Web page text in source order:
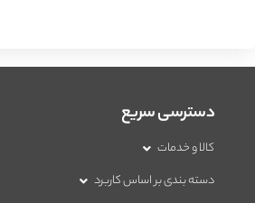
دسترسی سریع
کالا و خدمات
دسته بندی بر اساس کاربرد